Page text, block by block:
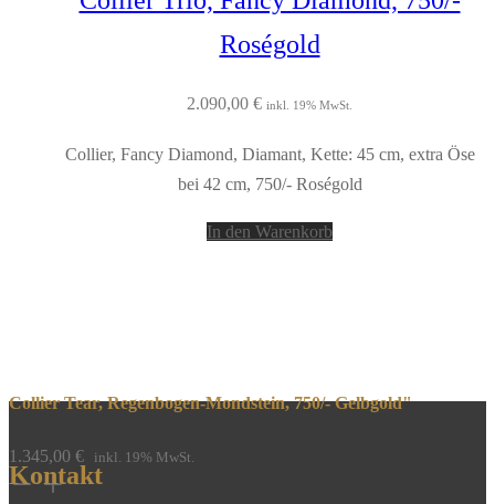
Roségold
2.090,00 € inkl. 19% MwSt.
Collier, Fancy Diamond, Diamant, Kette: 45 cm, extra Öse
bei 42 cm, 750/- Roségold
In den Warenkorb
Collier Tear, Regenbogen-Mondstein, 750/- Gelbgold"
1.345,00 € inkl. 19% MwSt.
Collier
Kontakt